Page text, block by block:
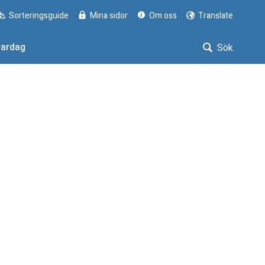
Sorteringsguide Mina sidor Om oss Translate
Sök